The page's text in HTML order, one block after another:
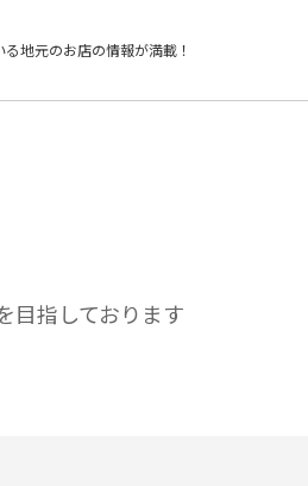
る地元のお店の情報が満載！
目指しております